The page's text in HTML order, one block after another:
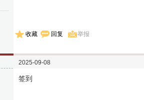
收藏 回复
举报
2025-09-08
签到